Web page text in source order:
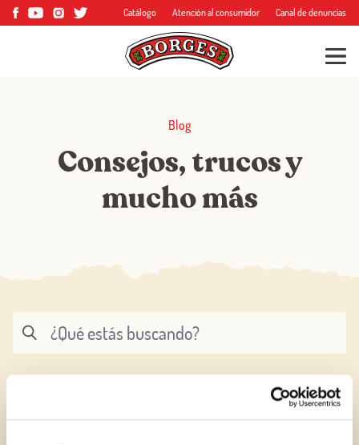
Catálogo Atención al consumidor Canal de denuncias
Blog
Consejos, trucos y
mucho más